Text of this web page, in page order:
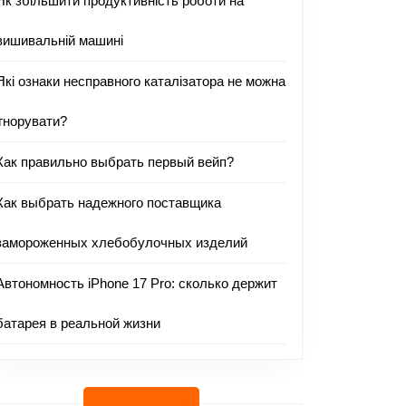
машині
ознаки несправного каталізатора не можна
правильно выбрать первый вейп?
выбрать надежного поставщика
хлебобулочных изделий
iPhone 17 Pro: сколько держит
в реальной жизни